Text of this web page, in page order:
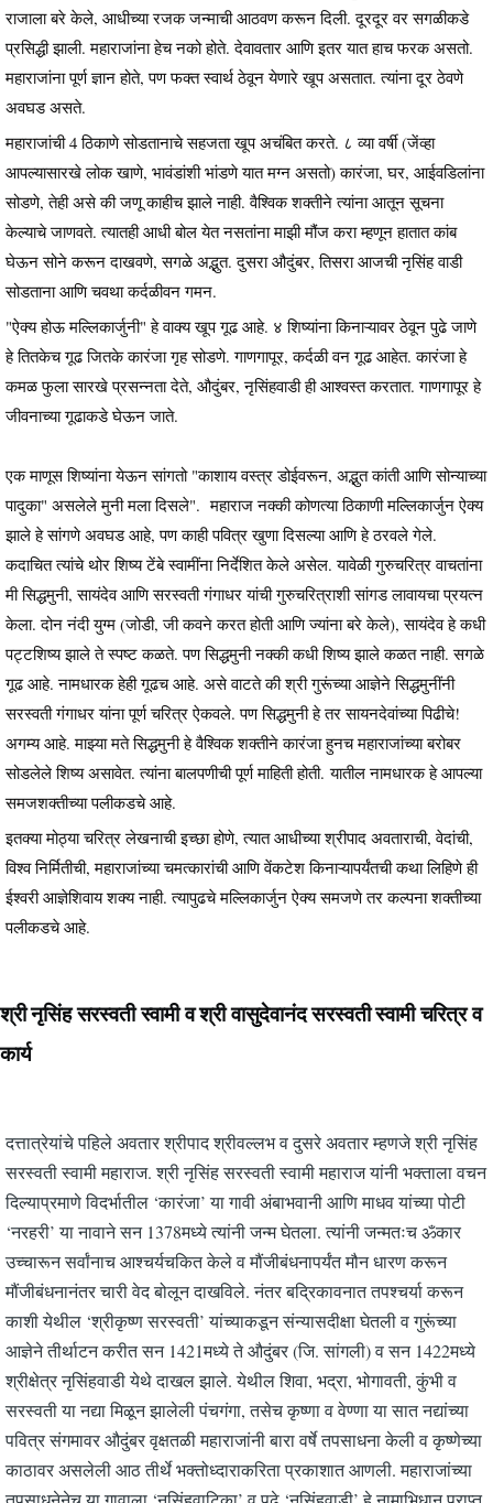
राजाला बरे केले, आधीच्या रजक जन्माची आठवण करून दिली. दूरदूर वर सगळीकडे
प्रसिद्धी झाली. महाराजांना हेच नको होते. देवावतार आणि इतर यात हाच फरक असतो.
महाराजांना पूर्ण ज्ञान होते, पण फक्त स्वार्थ ठेवून येणारे खूप असतात. त्यांना दूर ठेवणे
अवघड असते.
महाराजांची 4 ठिकाणे सोडतानाचे सहजता खूप अचंबित करते. ८ व्या वर्षी (जेंव्हा
आपल्यासारखे लोक खाणे, भावंडांशी भांडणे यात मग्न असतो) कारंजा, घर, आईवडिलांना
सोडणे, तेही असे की जणू काहीच झाले नाही. वैश्विक शक्तीने त्यांना आतून सूचना
केल्याचे जाणवते. त्यातही आधी बोल येत नसतांना माझी मौंज करा म्हणून हातात कांब
घेऊन सोने करून दाखवणे, सगळे अद्भुत. दुसरा औदुंबर, तिसरा आजची नृसिंह वाडी
सोडताना आणि चवथा कर्दळीवन गमन.
"ऐक्य होऊ मल्लिकार्जुनी" हे वाक्य खूप गूढ आहे. ४ शिष्यांना किनाऱ्यावर ठेवून पुढे जाणे
हे तितकेच गूढ जितके कारंजा गृह सोडणे. गाणगापूर, कर्दळी वन गूढ आहेत. कारंजा हे
कमळ फुला सारखे प्रसन्नता देते, औदुंबर, नृसिंहवाडी ही आश्वस्त करतात. गाणगापूर हे
जीवनाच्या गूढाकडे घेऊन जाते.
एक माणूस शिष्यांना येऊन सांगतो "काशाय वस्त्र डोईवरून, अद्भुत कांती आणि सोन्याच्या
पादुका" असलेले मुनी मला दिसले". महाराज नक्की कोणत्या ठिकाणी मल्लिकार्जुन ऐक्य
झाले हे सांगणे अवघड आहे, पण काही पवित्र खुणा दिसल्या आणि हे ठरवले गेले.
कदाचित त्यांचे थोर शिष्य टेंबे स्वामींना निर्देशित केले असेल. यावेळी गुरुचरित्र वाचतांना
मी सिद्धमुनी, सायंदेव आणि सरस्वती गंगाधर यांची गुरुचरित्राशी सांगड लावायचा प्रयत्न
केला. दोन नंदी युग्म (जोडी, जी कवने करत होती आणि ज्यांना बरे केले), सायंदेव हे कधी
पट्टशिष्य झाले ते स्पष्ट कळते. पण सिद्धमुनी नक्की कधी शिष्य झाले कळत नाही. सगळे
गूढ आहे. नामधारक हेही गूढच आहे. असे वाटते की श्री गुरूंच्या आज्ञेने सिद्धमुनींनी
सरस्वती गंगाधर यांना पूर्ण चरित्र ऐकवले. पण सिद्धमुनी हे तर सायनदेवांच्या पिढीचे!
अगम्य आहे. माझ्या मते सिद्धमुनी हे वैश्विक शक्तीने कारंजा हुनच महाराजांच्या बरोबर
सोडलेले शिष्य असावेत. त्यांना बालपणीची पूर्ण माहिती होती. यातील नामधारक हे आपल्या
समजशक्तीच्या पलीकडचे आहे.
इतक्या मोठ्या चरित्र लेखनाची इच्छा होणे, त्यात आधीच्या श्रीपाद अवताराची, वेदांची,
विश्व निर्मितीची, महाराजांच्या चमत्कारांची आणि वेंकटेश किनाऱ्यापर्यंतची कथा लिहिणे ही
ईश्वरी आज्ञेशिवाय शक्य नाही. त्यापुढचे मल्लिकार्जुन ऐक्य समजणे तर कल्पना शक्तीच्या
पलीकडचे आहे.
श्री नृसिंह सरस्वती स्वामी व श्री वासुदेवानंद सरस्वती स्वामी चरित्र व
कार्य
दत्तात्रेयांचे पहिले अवतार श्रीपाद श्रीवल्लभ व दुसरे अवतार म्हणजे श्री नृसिंह
सरस्वती स्वामी महाराज. श्री नृसिंह सरस्वती स्वामी महाराज यांनी भक्ताला वचन
दिल्याप्रमाणे विदर्भातील ‘कारंजा’ या गावी अंबाभवानी आणि माधव यांच्या पोटी
‘नरहरी’ या नावाने सन 1378मध्ये त्यांनी जन्म घेतला. त्यांनी जन्मतःच ॐकार
उच्चारून सर्वांनाच आश्चर्यचकित केले व मौंजीबंधनापर्यंत मौन धारण करून
मौंजीबंधनानंतर चारी वेद बोलून दाखविले. नंतर बद्रिकावनात तपश्चर्या करून
काशी येथील ‘श्रीकृष्ण सरस्वती’ यांच्याकडून संन्यासदीक्षा घेतली व गुरूंच्या
आज्ञेने तीर्थाटन करीत सन 1421मध्ये ते औदुंबर (जि. सांगली) व सन 1422मध्ये
श्रीक्षेत्र नृसिंहवाडी येथे दाखल झाले. येथील शिवा, भद्रा, भोगावती, कुंभी व
सरस्वती या नद्या मिळून झालेली पंचगंगा, तसेच कृष्णा व वेण्णा या सात नद्यांच्या
पवित्र संगमावर औदुंबर वृक्षतळी महाराजांनी बारा वर्षे तपसाधना केली व कृष्णेच्या
काठावर असलेली आठ तीर्थे भक्तोध्दाराकरिता प्रकाशात आणली. महाराजांच्या